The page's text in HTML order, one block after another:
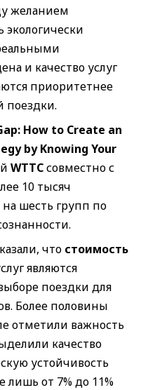
желанием
и качество услуг
приоритетнее
поездки.
How to Create an
by Knowing Your
WTTCсовместно с
10 тысяч
шесть групп по
что стоимость
являются
поездки для
Более половины
отметили важность
качество
устойчивость
от 7% до 11%